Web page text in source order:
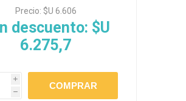
TOW - Taste of
the Wild
Monge
Precio: $U 6.606
descuento: $U
6.275,7
i
h